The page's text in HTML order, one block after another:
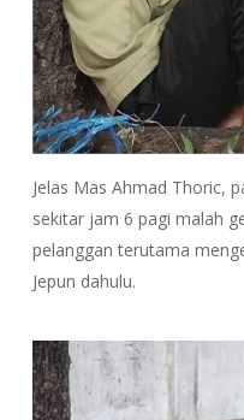
Jelas Mas Ahmad Thoric,
sekitar jam 6 pagi malah
pelanggan terutama
Jepun dahulu.